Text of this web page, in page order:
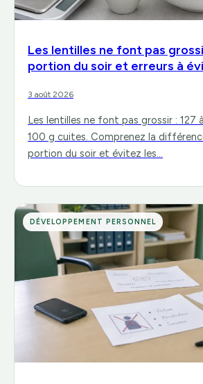
Les lentilles ne font pas
portion du soir et erreurs à
3 août 2026
Les lentilles ne font pas grossir : 127
100 g cuites. Comprenez la
portion du soir et évitez les…
DÉVELOPPEMENT PERSONNEL